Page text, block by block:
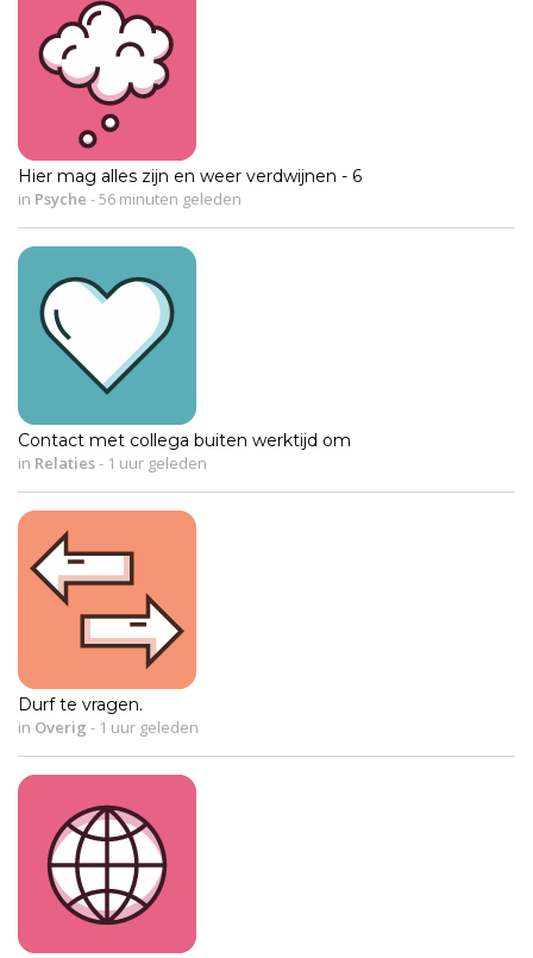
Hier mag alles zijn en weer verdwijnen - 6
in Psyche -56 minuten geleden
Contact met collega buiten werktijd om
in Relaties- 1 uur geleden
Durf te vragen.
in Overig - 1 uur geleden